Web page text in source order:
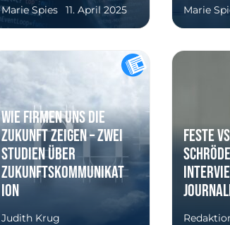
Marie Spies 11. April 2025 Marie
Wie Firmen uns die
Zukunft zeigen – zwei
Studien über
Zukunftskommunikat
ion
Judith Krug
Feste